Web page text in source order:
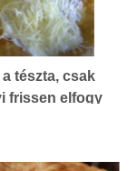
tészta, csak
frissen elfogy